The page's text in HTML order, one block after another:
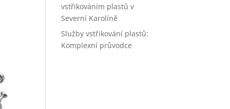
vstřikováním plastů v
Severní Karolíně
Služby vstřikování plastů:
Komplexní průvodce